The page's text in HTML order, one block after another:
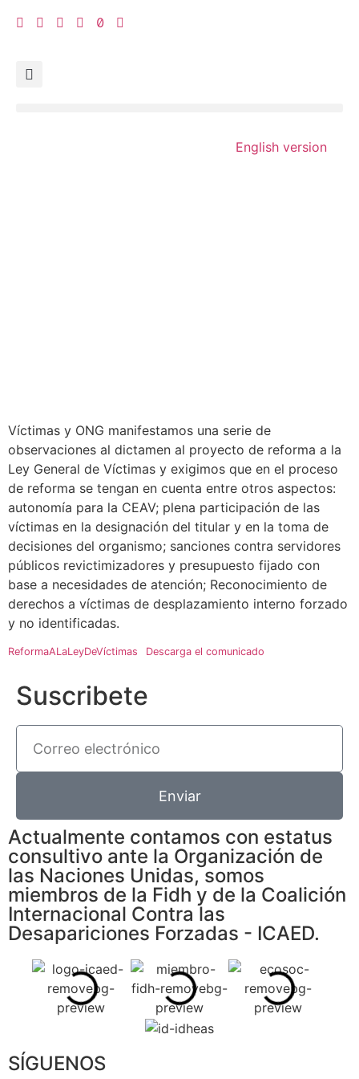
English version
Víctimas y ONG manifestamos una serie de
observaciones al dictamen al proyecto de reforma a la
Ley General de Víctimas y exigimos que en el proceso
de reforma se tengan en cuenta entre otros aspectos:
autonomía para la CEAV; plena participación de las
víctimas en la designación del titular y en la toma de
decisiones del organismo; sanciones contra servidores
públicos revictimizadores y presupuesto fijado con
base a necesidades de atención; Reconocimiento de
derechos a víctimas de desplazamiento interno forzado
y no identificadas.
ReformaALaLeyDeVíctimas Descarga el comunicado
Suscribete
Enviar
Actualmente contamos con estatus
consultivo ante la Organización de
las Naciones Unidas, somos
miembros de la Fidh y de la Coalición
Internacional Contra las
Desapariciones Forzadas - ICAED.
SÍGUENOS